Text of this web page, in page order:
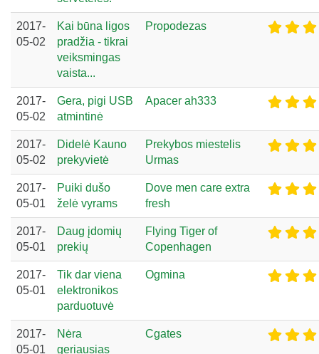
2017-
05-02
Kai būna ligos
pradžia - tikrai
veiksmingas
vaista...
Propodezas
2017-
05-02
Gera, pigi USB
atmintinė
Apacer ah333
2017-
05-02
Didelė Kauno
prekyvietė
Prekybos miestelis
Urmas
2017-
05-01
Puiki dušo
želė vyrams
Dove men care extra
fresh
2017-
05-01
Daug įdomių
prekių
Flying Tiger of
Copenhagen
2017-
05-01
Tik dar viena
elektronikos
parduotuvė
Ogmina
2017-
05-01
Nėra
geriausias
Cgates